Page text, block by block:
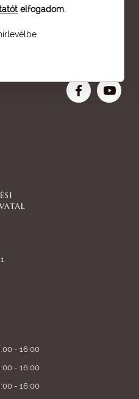
elfogadom.
- 16:00
- 16:00
- 16:00